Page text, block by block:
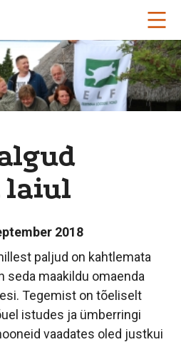
laiul
2018
paljud on kahtlemata
seda maakildu omaenda
Tegemist on tõeliselt
istudes ja ümberringi
vaadates oled justkui